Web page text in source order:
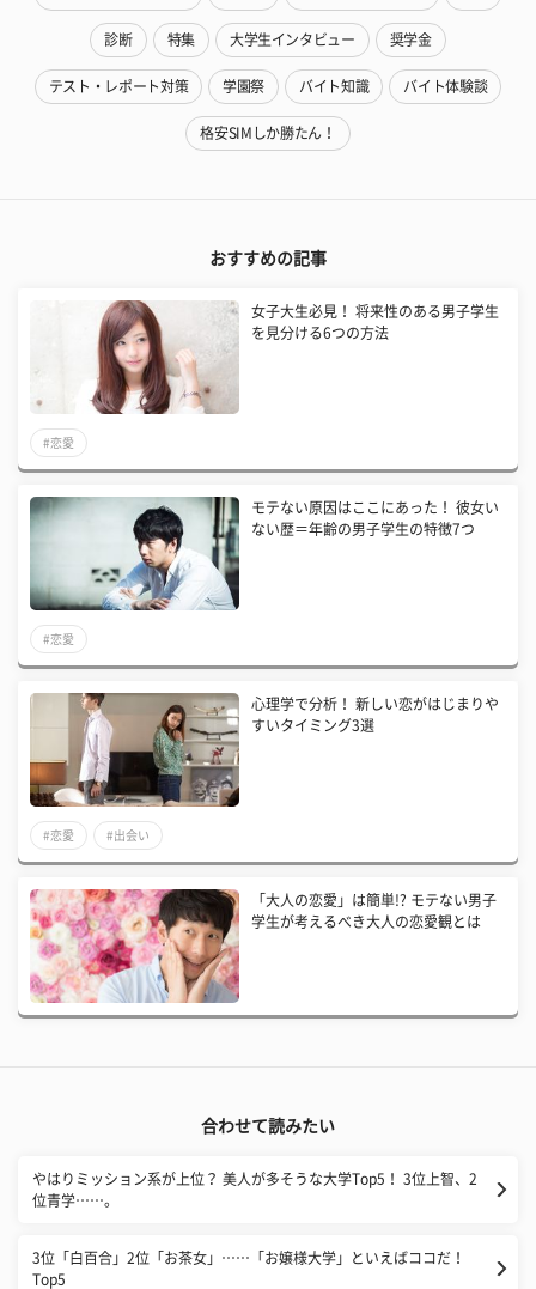
診断 特集 大学生インタビュー 奨学金
テスト・レポート対策 学園祭 バイト知識 バイト体験談
格安SIMしか勝たん！
おすすめの記事
女子大生必見！ 将来性のある男子学生
を見分ける6つの方法
#恋愛
モテない原因はここにあった！ 彼女い
ない歴＝年齢の男子学生の特徴7つ
#恋愛
心理学で分析！ 新しい恋がはじまりや
すいタイミング3選
#恋愛 #出会い
「大人の恋愛」は簡単!? モテない男子
学生が考えるべき大人の恋愛観とは
合わせて読みたい
やはりミッション系が上位？ 美人が多そうな大学Top5！ 3位上智、2
位青学……。
3位「白百合」2位「お茶女」……「お嬢様大学」といえばココだ！
Top5